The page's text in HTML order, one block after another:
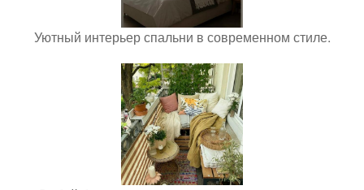
Уютный интерьер спальни в современном стиле.